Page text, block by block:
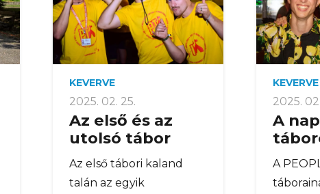
KEVERVE
2025. 02. 25.
Az első és az
utolsó tábor
Az első tábori kaland
talán az egyik
KEVERVE
2025.
A
A